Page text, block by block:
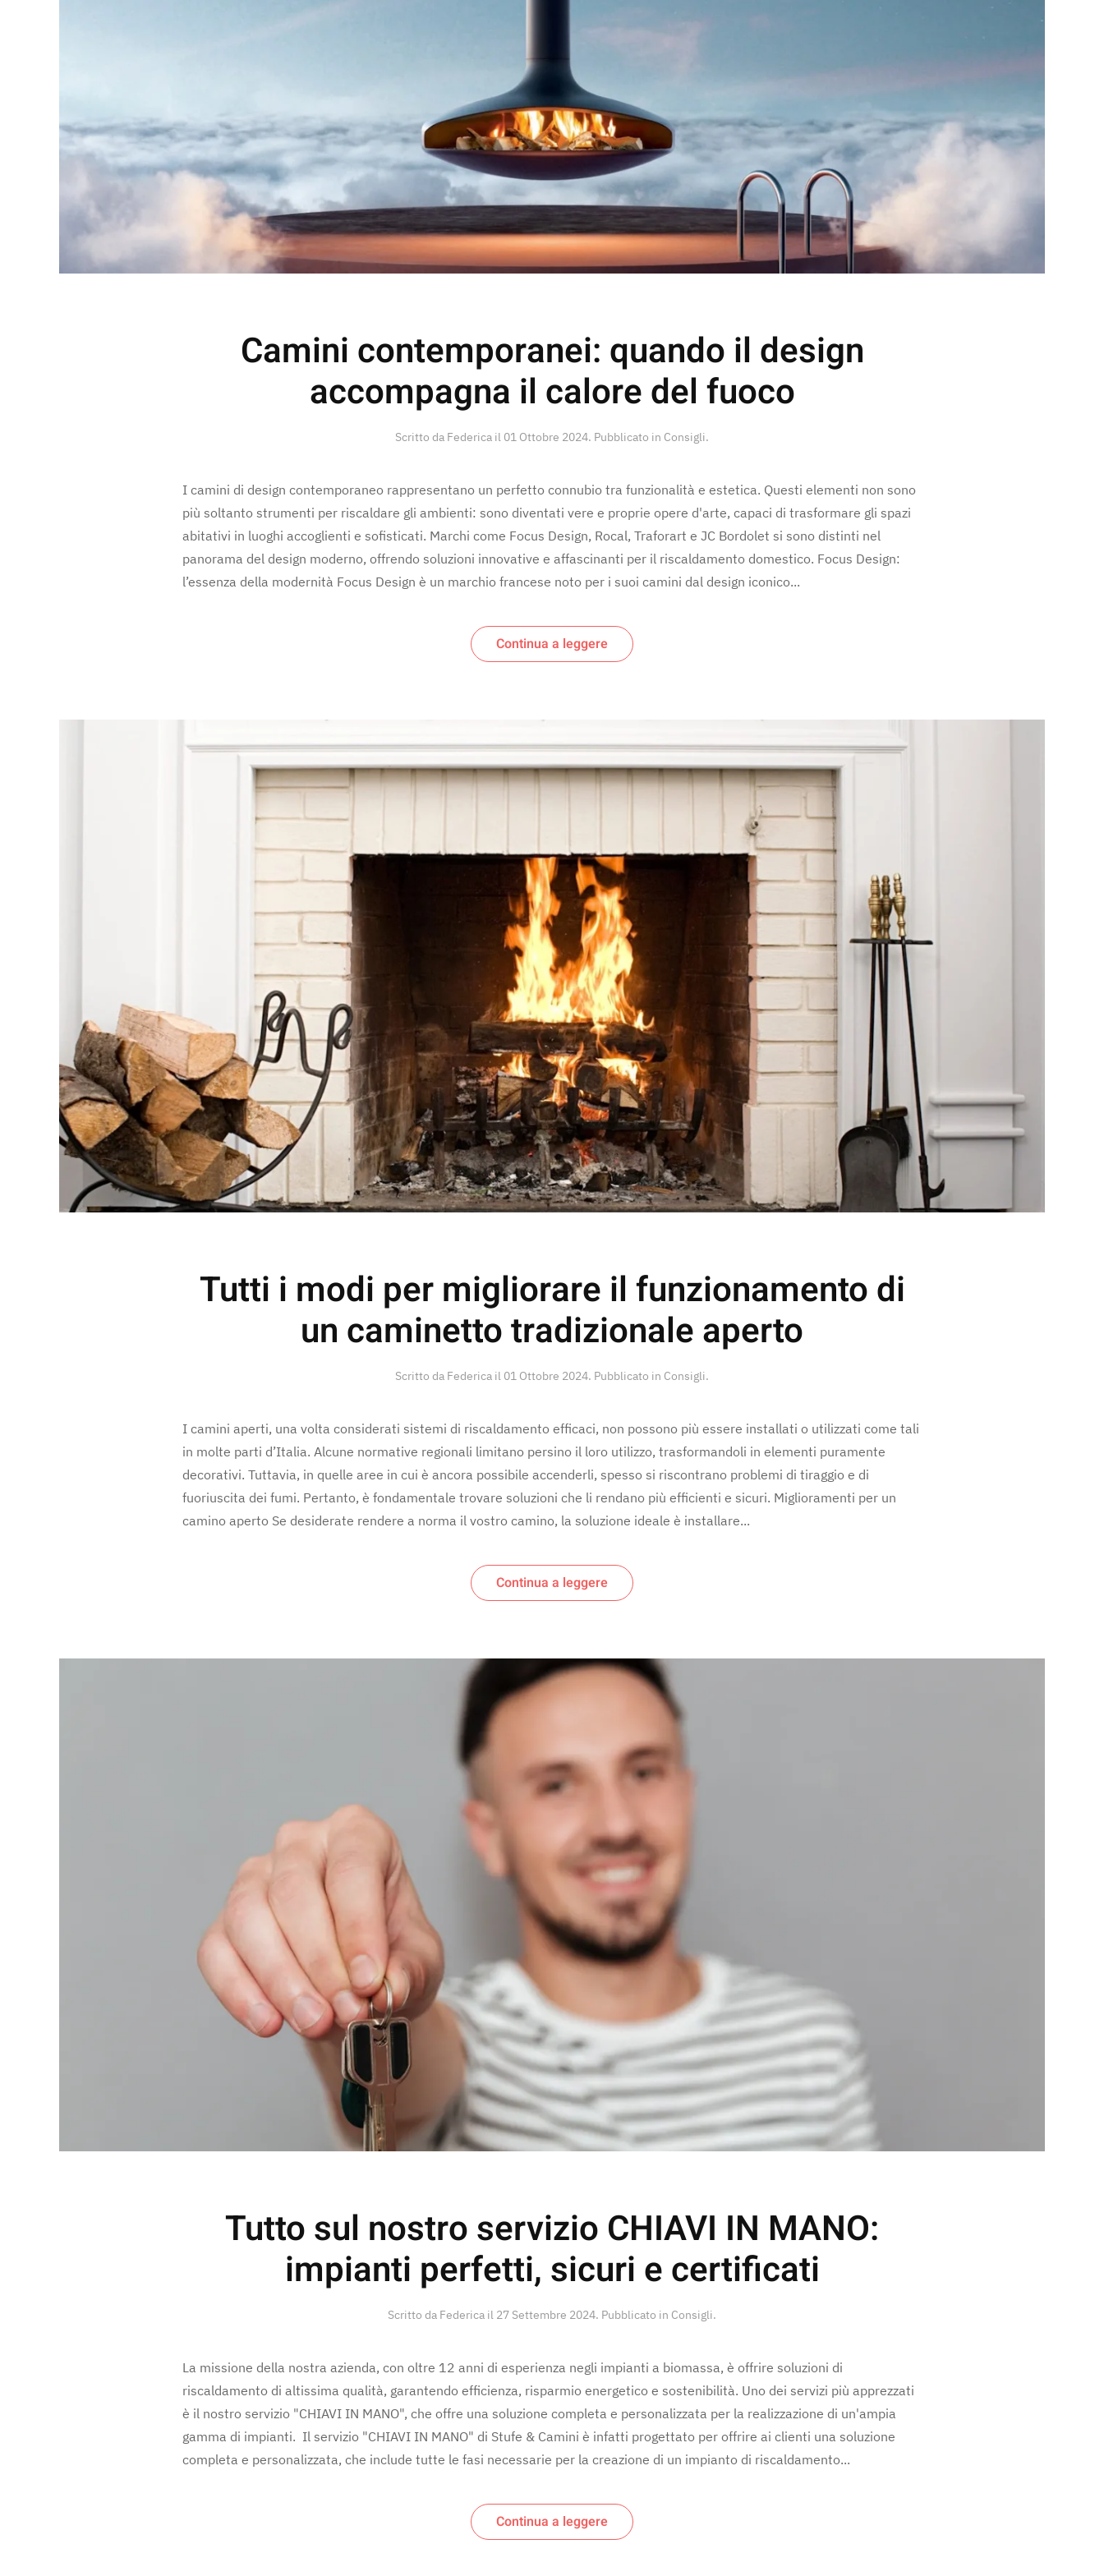
Camini contemporanei: quando il design
accompagna il calore del fuoco
Scritto da Federica il 01 Ottobre 2024. Pubblicato in Consigli.
I camini di design contemporaneo rappresentano un perfetto connubio tra funzionalità e estetica. Questi elementi non sono
più soltanto strumenti per riscaldare gli ambienti: sono diventati vere e proprie opere d'arte, capaci di trasformare gli spazi
abitativi in luoghi accoglienti e sofisticati. Marchi come Focus Design, Rocal, Traforart e JC Bordolet si sono distinti nel
panorama del design moderno, offrendo soluzioni innovative e affascinanti per il riscaldamento domestico. Focus Design:
l’essenza della modernità Focus Design è un marchio francese noto per i suoi camini dal design iconico...
Continua a leggere
Tutti i modi per migliorare il funzionamento di
un caminetto tradizionale aperto
Scritto da Federica il 01 Ottobre 2024. Pubblicato in Consigli.
I camini aperti, una volta considerati sistemi di riscaldamento efficaci, non possono più essere installati o utilizzati come tali
in molte parti d’Italia. Alcune normative regionali limitano persino il loro utilizzo, trasformandoli in elementi puramente
decorativi. Tuttavia, in quelle aree in cui è ancora possibile accenderli, spesso si riscontrano problemi di tiraggio e di
fuoriuscita dei fumi. Pertanto, è fondamentale trovare soluzioni che li rendano più efficienti e sicuri. Miglioramenti per un
camino aperto Se desiderate rendere a norma il vostro camino, la soluzione ideale è installare...
Continua a leggere
Tutto sul nostro servizio CHIAVI IN MANO:
impianti perfetti, sicuri e certificati
Scritto da Federica il 27 Settembre 2024. Pubblicato in Consigli.
La missione della nostra azienda, con oltre 12 anni di esperienza negli impianti a biomassa, è offrire soluzioni di
riscaldamento di altissima qualità, garantendo efficienza, risparmio energetico e sostenibilità. Uno dei servizi più apprezzati
è il nostro servizio "CHIAVI IN MANO", che offre una soluzione completa e personalizzata per la realizzazione di un'ampia
gamma di impianti. Il servizio "CHIAVI IN MANO" di Stufe & Camini è infatti progettato per offrire ai clienti una soluzione
completa e personalizzata, che include tutte le fasi necessarie per la creazione di un impianto di riscaldamento...
Continua a leggere